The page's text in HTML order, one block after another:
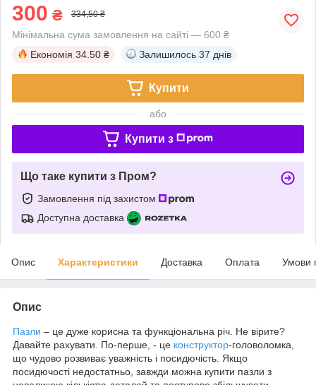
300 ₴ 334,50 ₴
Мінімальна сума замовлення на сайті — 600 ₴
Економія 34.50 ₴ Залишилось 37 днів
Купити
або
Купити з
Що таке купити з Пром?
Замовлення під захистом
Доступна доставка
Опис Характеристики Доставка Оплата Умови
Опис
Пазли – це дуже корисна та функціональна річ. Не вірите?
Давайте рахувати. По-перше, - це конструктор-головоломка,
що чудово розвиває уважність і посидючість. Якщо
посидючості недостатньо, завжди можна купити пазли з